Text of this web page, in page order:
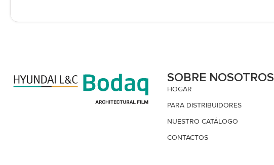
SOBRE NOSOTROS
HOGAR
PARA DISTRIBUIDORES
NUESTRO CATÁLOGO
CONTACTOS